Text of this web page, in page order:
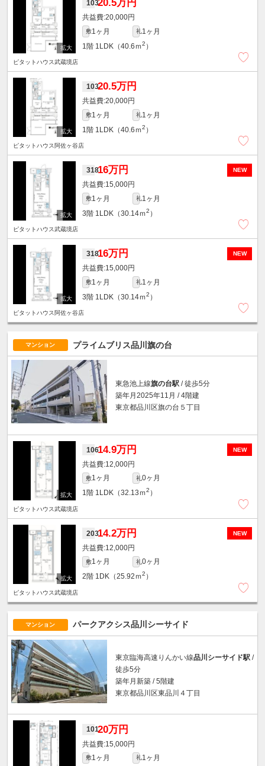
10320.5万円
20,000円
敷1ヶ月 礼1ヶ月
1階 1LDK（40.6ｍ2 ）
ピタットハウス武蔵境店
10320.5万円
20,000円
敷1ヶ月 礼1ヶ月
1階 1LDK（40.6ｍ2 ）
ピタットハウス阿佐ヶ谷店
NEW
31816万円
15,000円
敷1ヶ月 礼1ヶ月
3階 1LDK（30.14ｍ2 ）
ピタットハウス武蔵境店
NEW
31816万円
15,000円
敷1ヶ月 礼1ヶ月
3階 1LDK（30.14ｍ2 ）
ピタットハウス阿佐ヶ谷店
マンション プライムブリス品川旗の台
東急池上線旗の台駅 / 徒歩5分
築年月2025年11月 / 4階建
東京都品川区旗の台５丁目
NEW
10614.9万円
12,000円
敷1ヶ月 礼0ヶ月
1階 1LDK（32.13ｍ2 ）
ピタットハウス武蔵境店
NEW
20314.2万円
12,000円
敷1ヶ月 礼0ヶ月
2階 1DK（25.92ｍ2 ）
ピタットハウス武蔵境店
マンション パークアクシス品川シーサイド
東京臨海高速りんかい線品川シーサイド駅 /
徒歩5分
築年月新築 / 5階建
東京都品川区東品川４丁目
10120万円
15,000円
敷1ヶ月 礼1ヶ月